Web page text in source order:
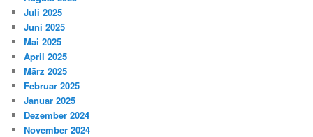
Juli 2025
Juni 2025
Mai 2025
April 2025
März 2025
Februar 2025
Januar 2025
Dezember 2024
November 2024